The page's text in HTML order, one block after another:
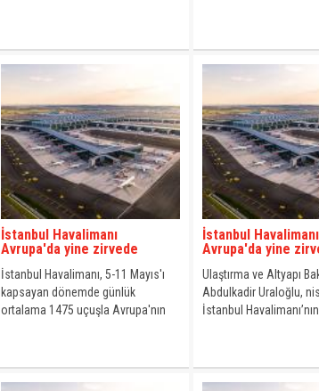
İstanbul Havalimanı
Avrupa'da yine zirvede
İstanbul Havalimanı, 5-11 Mayıs'ı
kapsayan dönemde günlük
ortalama 1475 uçuşla Avrupa'nın
İstanbul Havalimanı
Avrupa'da yine
Ulaştırma ve Altyapı
Abdulkadir Uraloğlu,
İstanbul